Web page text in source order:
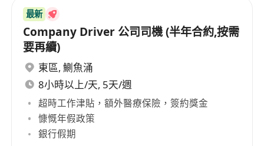
最新
Company Driver 公司司機 (半年合約,按需
要再續)
東區, 鰂魚涌
8小時以上/天, 5天/週
超時工作津貼，額外醫療保險，簽約獎金
慷慨年假政策
銀行假期